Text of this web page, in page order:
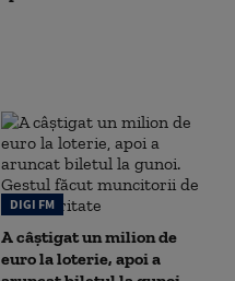
DIGI FM
A câștigat un milion de
euro la loterie, apoi a